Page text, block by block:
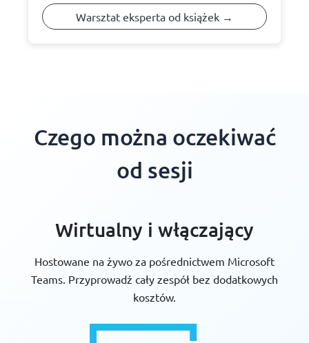
Warsztat eksperta od książek →
Czego można oczekiwać
od sesji
Wirtualny i włączający
Hostowane na żywo za pośrednictwem Microsoft
Teams. Przyprowadź cały zespół bez dodatkowych
kosztów.